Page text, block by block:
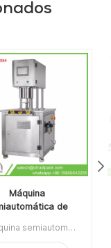
Máquina
de
con relleno de
La máquina semiautomática de envasado de latas al vacío con relleno de nitrógeno se usa ampliamente en la industria alimentaria, química, farmacéutica y de bebidas, aplicable para latas de plástico / estaño / aluminio, botellas, contenedores de frascos, etc.Artículo No:UT1BFG6La orden mínima:1Pago:TTPuerto de embarque:CantónRegión original:Guangzhou, ChinaTiempo de espera:15 días después de recibir el depósito